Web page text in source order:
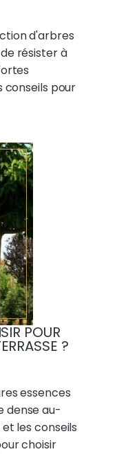
d'arbres
résister à
conseils pour
POUR
?
essences
dense au-
les conseils
choisir